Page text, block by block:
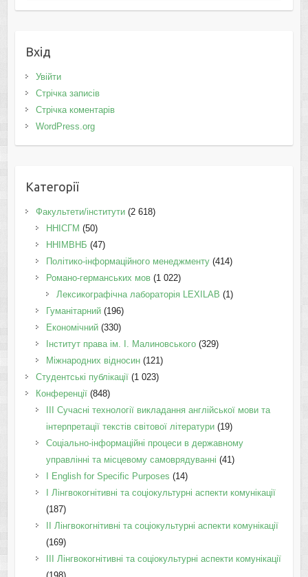
Вхід
Увійти
Стрічка записів
Стрічка коментарів
WordPress.org
Категорії
Факультети/інститути(2 618)
ННІСГМ (50)
ННІМВНБ (47)
Політико-інформаційного менеджменту(414)
Романо-германських мов(1 022)
Лексикографічна лабораторія LEXILAB (1)
Гуманітарний(196)
Економічний(330)
Інститут права ім. І. Малиновського(329)
Міжнародних відносин(121)
Студентські публікації(1 023)
Конференції(848)
III Сучасні технології викладання англійської мови та
інтерпретації текстів світової літератури(19)
Соціально-інформаційні процеси в державному
управлінні та місцевому самоврядуванні (41)
І English for Specific Purposes (14)
I Лінгвокогнітивні та соціокультурні аспекти комунікації
(187)
IІ Лінгвокогнітивні та соціокультурні аспекти комунікації
(169)
IІI Лінгвокогнітивні та соціокультурні аспекти комунікації